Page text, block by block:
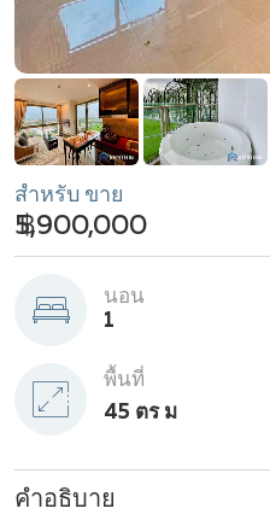
สำหรับ ขาย
฿ 5,900,000
นอน
1
พื้นที่
45 ตร ม
คำอธิบาย